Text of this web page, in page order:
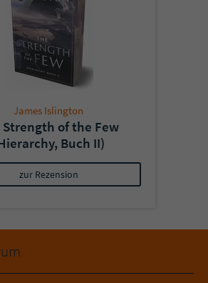
James Islington
Strength of the Few
Buch II)
zur Rezension